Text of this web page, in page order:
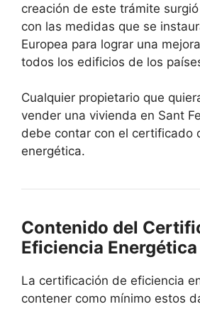
creación de este trámite
con las medidas que se
Europea para lograr una
todos los edificios de los
Cualquier propietario que
vender una vivienda en Sant
debe contar con el certificado
energética.
Contenido del
Eficiencia Energética
La certificación de eficiencia
contener como mínimo estos